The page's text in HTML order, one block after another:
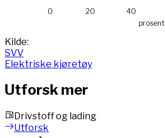
prosent
0
20 40
End of interactive chart.
Kilde:
SVV
Elektriske kjøretøy
Utforsk mer
Drivstoff og lading
Utforsk